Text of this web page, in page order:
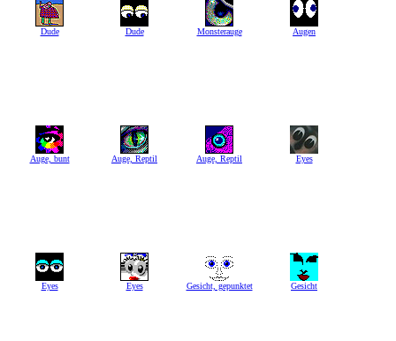
Dude Dude Monsterauge Augen
Auge, bunt Auge, Reptil Auge, Reptil Eyes
Eyes Eyes Gesicht, gepunktet Gesicht